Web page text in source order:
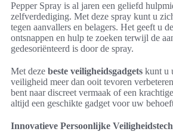
Pepper Spray is al jaren een geliefd
zelfverdediging. Met deze spray kunt u
tegen aanvallers en belagers. Het geeft u
ontsnappen en hulp te zoeken terwijl de
gedesoriënteerd is door de spray.
Met deze beste veiligheidsgadgets kunt u
veiligheid meer dan ooit tevoren
bent naar discreet vermaak of een
altijd een geschikte gadget voor uw
Innovatieve Persoonlijke